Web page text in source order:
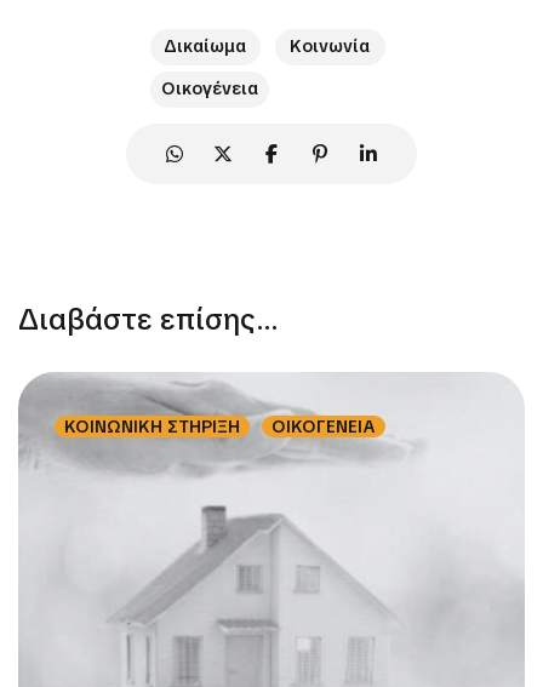
Δικαίωμα
Κοινωνία
Οικογένεια
Διαβάστε επίσης...
ΚΟΙΝΩΝΙΚΗ ΣΤΗΡΙΞΗ ΟΙΚΟΓΕΝΕΙΑ